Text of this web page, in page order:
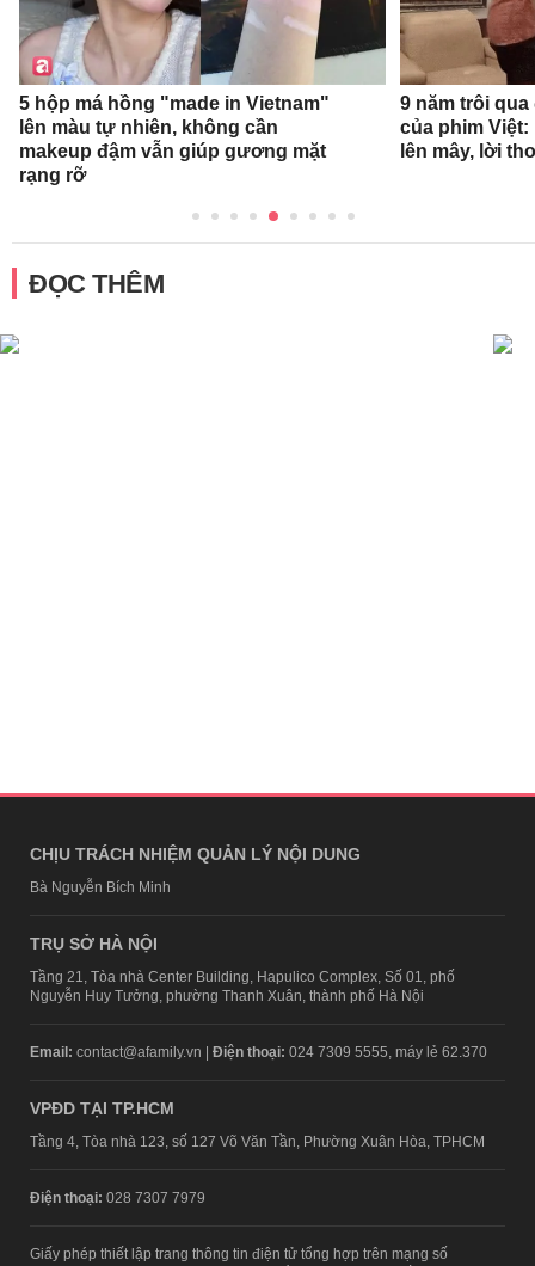
5 hộp má hồng "made in Vietnam"
lên màu tự nhiên, không cần
makeup đậm vẫn giúp gương mặt
rạng rỡ
9 năm trôi
của phim
lên mây, lời
ĐỌC THÊM
CHỊU TRÁCH NHIỆM QUẢN LÝ NỘI DUNG
Bà Nguyễn Bích Minh
TRỤ SỞ HÀ NỘI
Tầng 21, Tòa nhà Center Building, Hapulico Complex, Số 01, phố
Nguyễn Huy Tưởng, phường Thanh Xuân, thành phố Hà Nội
Email: contact@afamily.vn | Điện thoại: 024 7309 5555, máy lẻ 62.370
VPĐD TẠI TP.HCM
Tầng 4, Tòa nhà 123, số 127 Võ Văn Tần, Phường Xuân Hòa, TPHCM
Điện thoại: 028 7307 7979
Giấy phép thiết lập trang thông tin điện tử tổng hợp trên mạng số